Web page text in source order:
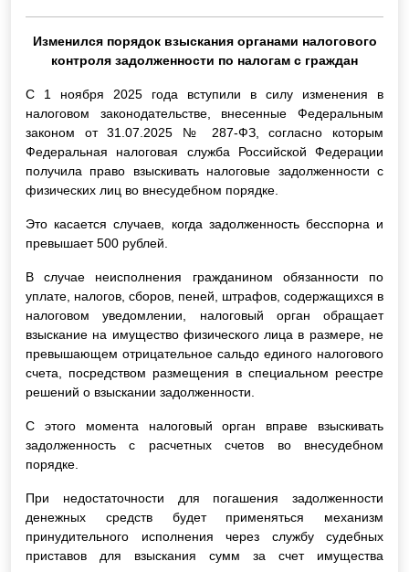
Изменился порядок взыскания органами налогового
контроля задолженности по налогам с граждан
С 1 ноября 2025 года вступили в силу изменения в
налоговом законодательстве, внесенные Федеральным
законом от 31.07.2025 № 287-ФЗ, согласно которым
Федеральная налоговая служба Российской Федерации
получила право взыскивать налоговые задолженности с
физических лиц во внесудебном порядке.
Это касается случаев, когда задолженность бесспорна и
превышает 500 рублей.
В случае неисполнения гражданином обязанности по
уплате, налогов, сборов, пеней, штрафов, содержащихся в
налоговом уведомлении, налоговый орган обращает
взыскание на имущество физического лица в размере, не
превышающем отрицательное сальдо единого налогового
счета, посредством размещения в специальном реестре
решений о взыскании задолженности.
С этого момента налоговый орган вправе взыскивать
задолженность с расчетных счетов во внесудебном
порядке.
При недостаточности для погашения задолженности
денежных средств будет применяться механизм
принудительного исполнения через службу судебных
приставов для взыскания сумм за счет имущества